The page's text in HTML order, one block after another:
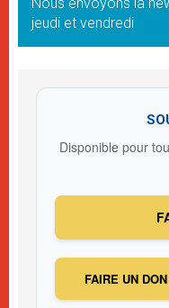
jeudi et vendredi
Disponible pour
FAIRE UN